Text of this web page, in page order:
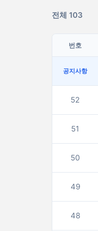
전체 103
번호
공지사항
52
51
50
49
48